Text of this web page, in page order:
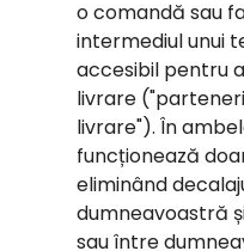
o comandă sau
intermediul unui
accesibil pentru
livrare
livrare"). În
funcționează
eliminând
dumneavoastră
sau între